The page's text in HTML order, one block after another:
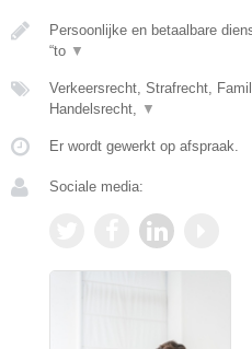
Persoonlijke en betaalbare
“to ▼
Verkeersrecht, Strafrecht,
Handelsrecht, ▼
Er wordt gewerkt op afspraak.
Sociale media: